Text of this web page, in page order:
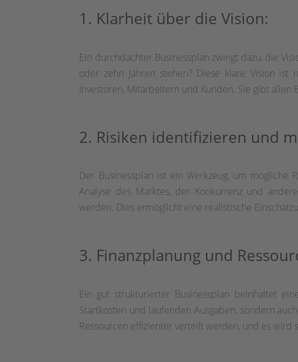
1. Klarheit über die Vision:
Ein durchdachter Businessplan zwingt dazu, die
oder zehn Jahren stehen? Diese klare Vision
Investoren, Mitarbeitern und Kunden. Sie gibt
2. Risiken identifizieren und
Der Businessplan ist ein Werkzeug, um
Analyse des Marktes, der Konkurrenz und
werden. Dies ermöglicht eine realistische
3. Finanzplanung und
Ein gut strukturierter Businessplan beinhaltet
Startkosten und laufenden Ausgaben, sondern
Ressourcen effizienter verteilt werden, und es wird